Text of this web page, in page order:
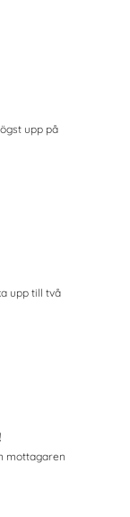
upp på
upp till två
mottagaren